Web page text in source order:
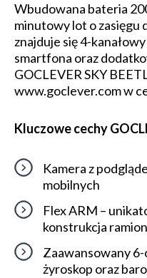
Wbudowana bateria
minutowy lot o zasięgu
znajduje się 4-
smartfona oraz
GOCLEVER SKY
www.goclever.com w
Kluczowe cechy
Kamera z
mobilnych
Flex ARM –
konstrukcja
Zaawansowany
żyroskop oraz